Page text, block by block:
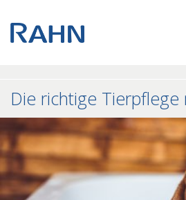
Die richtige Tierpflege